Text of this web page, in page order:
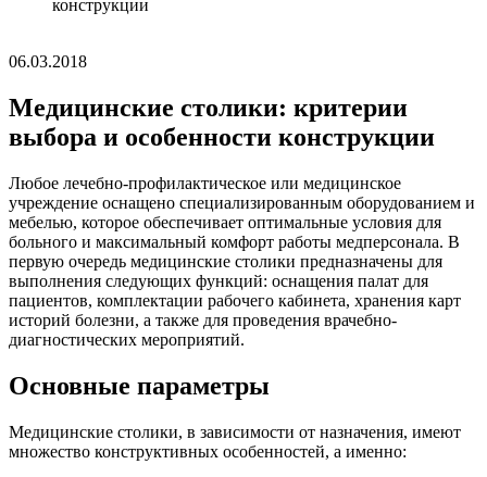
конструкции
06.03.2018
Медицинские столики: критерии
выбора и особенности конструкции
Любое лечебно-профилактическое или медицинское
учреждение оснащено специализированным оборудованием и
мебелью, которое обеспечивает оптимальные условия для
больного и максимальный комфорт работы медперсонала. В
первую очередь медицинские столики предназначены для
выполнения следующих функций: оснащения палат для
пациентов, комплектации рабочего кабинета, хранения карт
историй болезни, а также для проведения врачебно-
диагностических мероприятий.
Основные параметры
Медицинские столики, в зависимости от назначения, имеют
множество конструктивных особенностей, а именно: